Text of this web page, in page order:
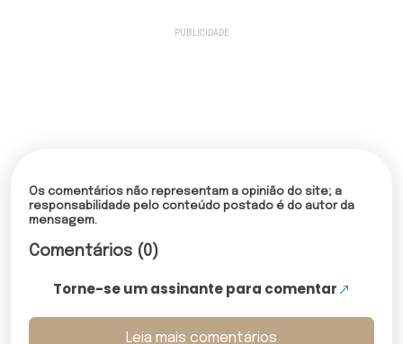
Os comentários não representam a opinião do site; a
responsabilidade pelo conteúdo postado é do autor da
mensagem.
Comentários (0)
Torne-se um assinante para comentar
Leia mais comentários